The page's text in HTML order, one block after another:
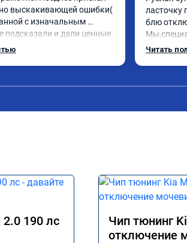
выскакивающей ошибки(
с изначальным
подсказали и дали ценные
Категорически
ласточку
блю
области
Читать
190 лс
Чип тюнинг
отключение